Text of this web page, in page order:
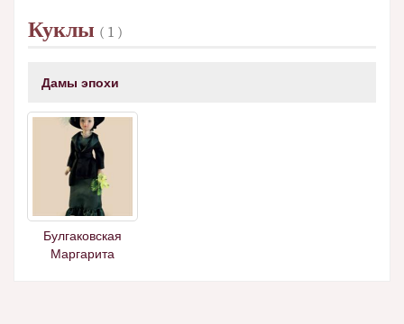
Куклы ( 1 )
Дамы эпохи
Булгаковская
Маргарита